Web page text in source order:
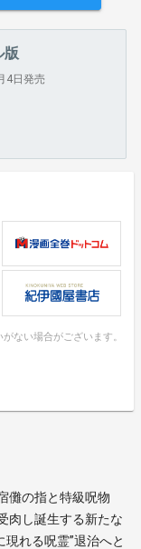
版
4日発売
ない場合がございます。
儺の指と特級呪物
肉し誕生する新たな
れる呪霊”退治へと